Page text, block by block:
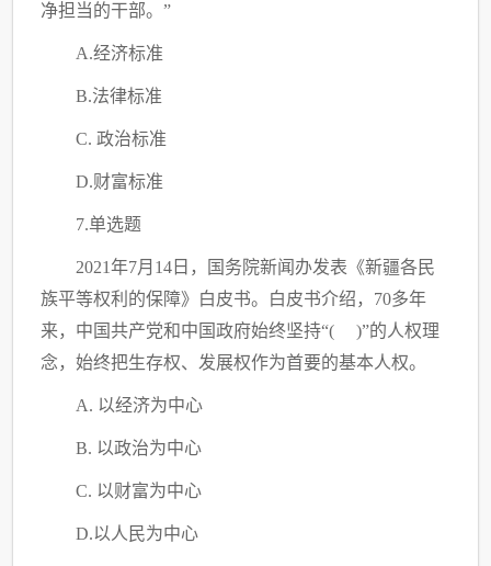
净担当的干部。”
A.经济标准
B.法律标准
C. 政治标准
D.财富标准
7.单选题
2021年7月14日，国务院新闻办发表《新疆各民
族平等权利的保障》白皮书。白皮书介绍，70多年
来，中国共产党和中国政府始终坚持“( )”的人权理
念，始终把生存权、发展权作为首要的基本人权。
A. 以经济为中心
B. 以政治为中心
C. 以财富为中心
D.以人民为中心